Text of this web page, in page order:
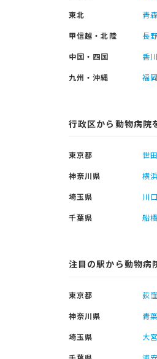
東北
青
甲信越・北陸
長
中国・四国
香
九州・沖縄
福
行政区から動物病院
東京都 世
神奈川県
横
埼玉県
川
千葉県
船
注目の駅から動物病
東京都 荻窪
神奈川県
青
埼玉県
大宮